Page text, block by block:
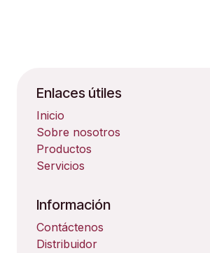
Enlaces útiles
Inicio
Sobre nosotros
Productos
Servicios
Información
Contáctenos
Distribuidor